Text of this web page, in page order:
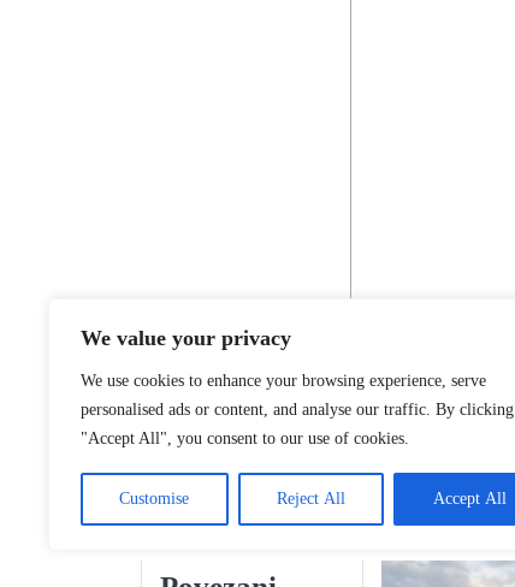
We value your privacy
We use cookies to enhance your browsing experience, serve
personalised ads or content, and analyse our traffic. By clicking
"Accept All", you consent to our use of cookies.
Customise Reject All Accept All